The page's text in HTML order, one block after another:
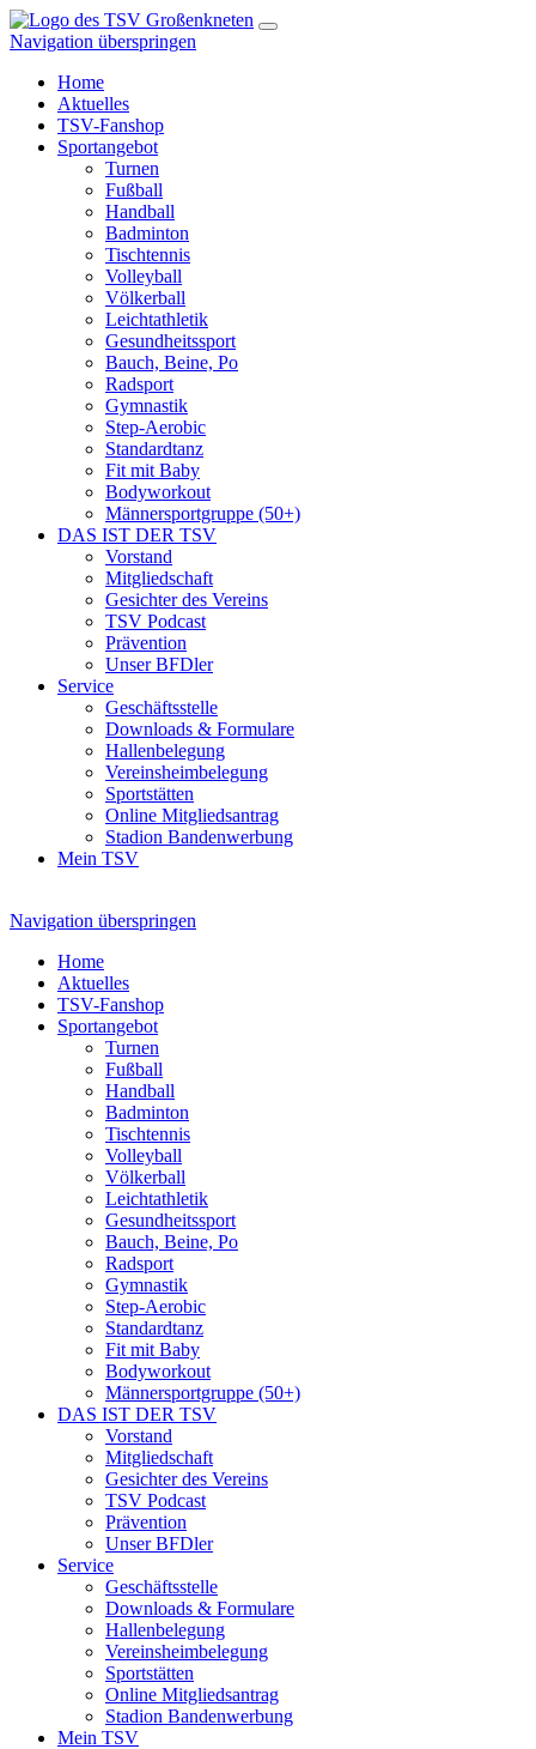
Navigation überspringen
Home
Aktuelles
TSV-Fanshop
Sportangebot
Turnen
Fußball
Handball
Badminton
Tischtennis
Volleyball
Völkerball
Leichtathletik
Gesundheitssport
Bauch, Beine, Po
Radsport
Gymnastik
Step-Aerobic
Standardtanz
Fit mit Baby
Bodyworkout
Männersportgruppe (50+)
DAS IST DER TSV
Vorstand
Mitgliedschaft
Gesichter des Vereins
TSV Podcast
Prävention
Unser BFDler
Service
Geschäftsstelle
Downloads & Formulare
Hallenbelegung
Vereinsheimbelegung
Sportstätten
Online Mitgliedsantrag
Stadion Bandenwerbung
Mein TSV
Navigation überspringen
Home
Aktuelles
TSV-Fanshop
Sportangebot
Turnen
Fußball
Handball
Badminton
Tischtennis
Volleyball
Völkerball
Leichtathletik
Gesundheitssport
Bauch, Beine, Po
Radsport
Gymnastik
Step-Aerobic
Standardtanz
Fit mit Baby
Bodyworkout
Männersportgruppe (50+)
DAS IST DER TSV
Vorstand
Mitgliedschaft
Gesichter des Vereins
TSV Podcast
Prävention
Unser BFDler
Service
Geschäftsstelle
Downloads & Formulare
Hallenbelegung
Vereinsheimbelegung
Sportstätten
Online Mitgliedsantrag
Stadion Bandenwerbung
Mein TSV